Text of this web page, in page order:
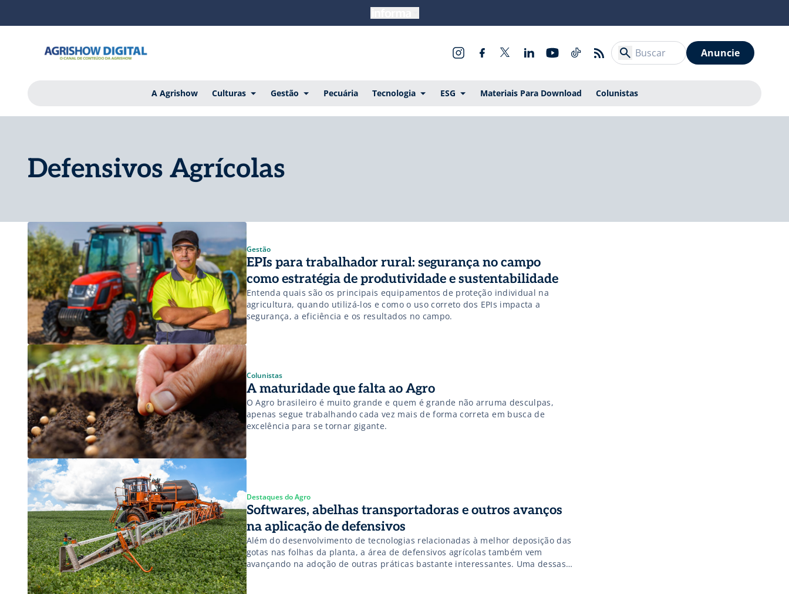
Anuncie
A Agrishow Culturas Gestão Pecuária Tecnologia ESG Materiais Para Download Colunistas
Defensivos Agrícolas
Gestão
EPIs para trabalhador rural: segurança no campo
como estratégia de produtividade e sustentabilidade
Entenda quais são os principais equipamentos de proteção individual na
agricultura, quando utilizá-los e como o uso correto dos EPIs impacta a
segurança, a eficiência e os resultados no campo.
Colunistas
A maturidade que falta ao Agro
O Agro brasileiro é muito grande e quem é grande não arruma desculpas,
apenas segue trabalhando cada vez mais de forma correta em busca de
excelência para se tornar gigante.
Destaques do Agro
Softwares, abelhas transportadoras e outros avanços
na aplicação de defensivos
Além do desenvolvimento de tecnologias relacionadas à melhor deposição das
gotas nas folhas da planta, a área de defensivos agrícolas também vem
avançando na adoção de outras práticas bastante interessantes. Uma dessas
áreas é o uso de abelhas que têm a capacidade de transportar defensivos
agrícolas naturais. Parece estranho, mas pode funcionar. Neste caso, vem […]